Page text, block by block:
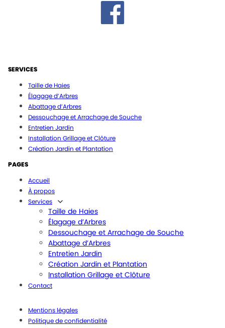
SERVICES
Taille de Haies
Élagage d’Arbres
Abattage d’Arbres
Dessouchage et Arrachage de Souche
Entretien Jardin
Installation Grillage et Clôture
Création Jardin et Plantation
PAGES
Accueil
À propos
Services
Taille de Haies
Élagage d’Arbres
Dessouchage et Arrachage de Souche
Abattage d’Arbres
Entretien Jardin
Création Jardin et Plantation
Installation Grillage et Clôture
Contact
Mentions légales
Politique de confidentialité